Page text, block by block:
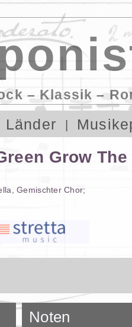
– Klassik –
Länder
Grow
,Gemischter Chor;
Noten